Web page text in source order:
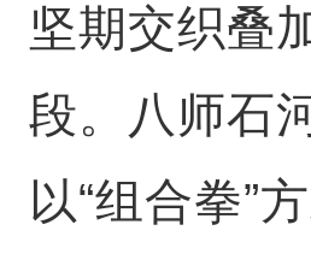
坚期交织叠
段。八师石
以“组合拳”